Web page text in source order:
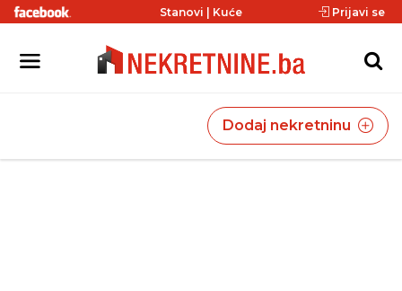
Stanovi Kuće Prijavi se
Dodaj nekretninu